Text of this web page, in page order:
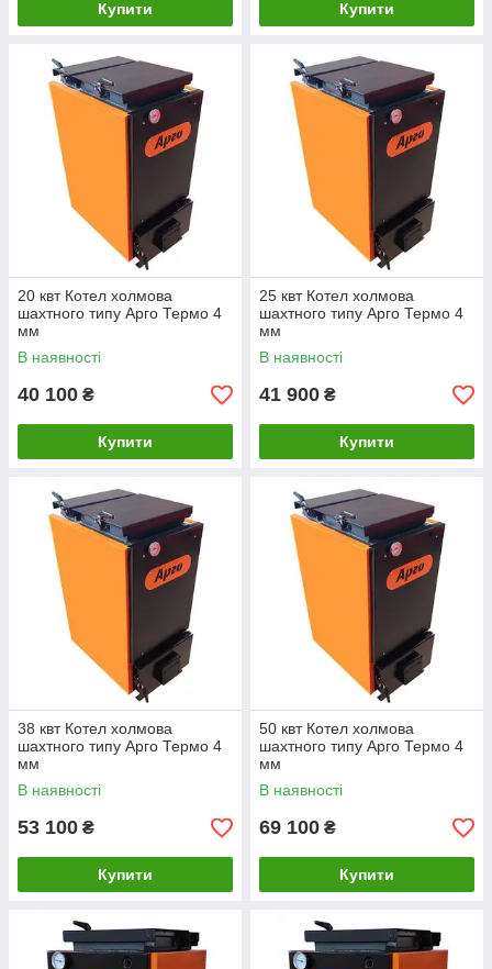
Купити Купити
20 квт Котел холмова
шахтного типу Арго Термо 4
мм
В наявності
40 100 ₴
Купити
25 квт Котел холмова
шахтного типу Арго Термо 4
мм
В наявності
41 900 ₴
Купити
38 квт Котел холмова
шахтного типу Арго Термо 4
мм
В наявності
53 100 ₴
Купити
50 квт Котел холмова
шахтного типу Арго Термо 4
мм
В наявності
69 100 ₴
Купити